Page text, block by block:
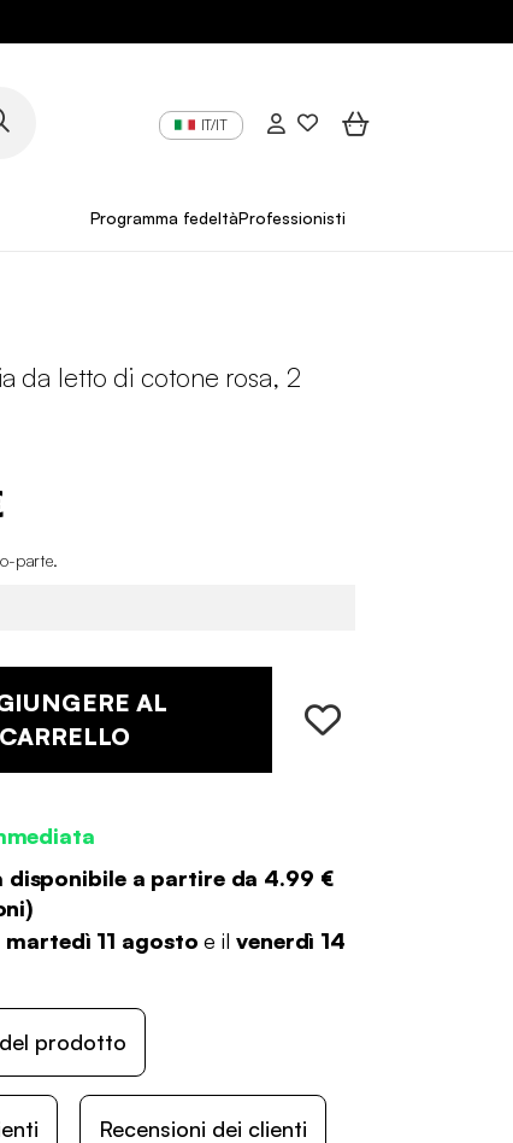
IT/IT
Programma fedeltàProfessionisti
da letto di cotone rosa, 2
parte.
AL
CARRELLO
disponibile a partire da 4.99 €
)
martedì 11 agosto e il venerdì 14
prodotto
Recensioni dei clienti